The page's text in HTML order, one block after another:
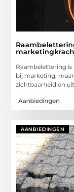
Raambelettering
bij marketing,
zichtbaarheid en
Aanbiedingen
AANBIEDINGEN